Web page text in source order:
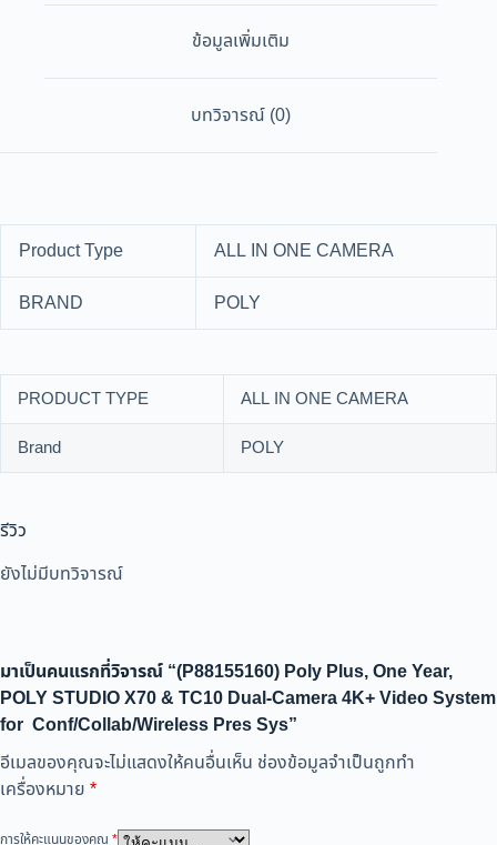
ข้อมูลเพิ่มเติม
บทวิจารณ์ (0)
Product Type
ALL IN ONE CAMERA
BRAND
POLY
PRODUCT TYPE
ALL IN ONE CAMERA
Brand
POLY
รีวิว
ยังไม่มีบทวิจารณ์
มาเป็นคนแรกที่วิจารณ์ “(P88155160) Poly Plus, One Year,
POLY STUDIO X70 & TC10 Dual-Camera 4K+ Video System
for Conf/Collab/Wireless Pres Sys”
อีเมลของคุณจะไม่แสดงให้คนอื่นเห็น ช่องข้อมูลจำเป็นถูกทำ
เครื่องหมาย *
การให้คะแนนของคุณ *